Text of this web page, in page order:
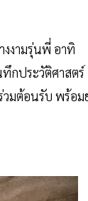
งามรุ่นพี่ อาทิ
กประวัติศาสตร์
วมต้อนรับ พร้อม